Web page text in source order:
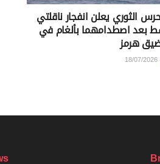
الثوري يعلن انفجار ناقلتي
بعد اصطدامهما بألغام في
هرمز